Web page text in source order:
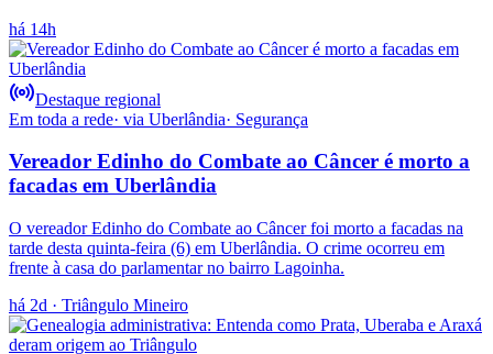
há 14h
Destaque regional
Em toda a rede· via Uberlândia· Segurança
Vereador Edinho do Combate ao Câncer é morto a
facadas em Uberlândia
O vereador Edinho do Combate ao Câncer foi morto a facadas na
tarde desta quinta-feira (6) em Uberlândia. O crime ocorreu em
frente à casa do parlamentar no bairro Lagoinha.
há 2d · Triângulo Mineiro